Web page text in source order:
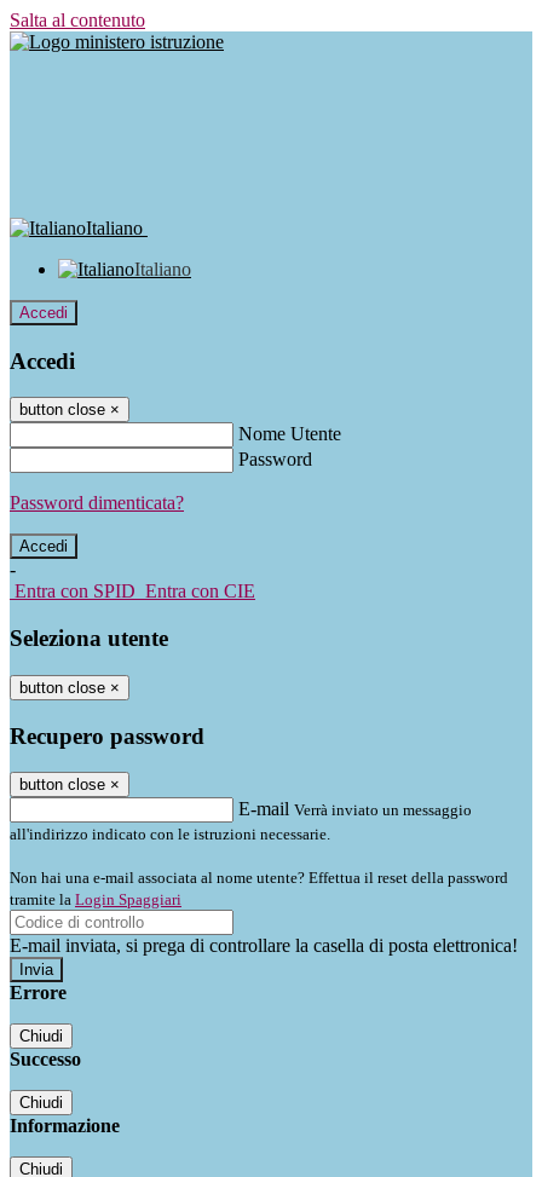
Salta al contenuto
Italiano
Italiano
Accedi
Accedi
button close ×
Nome Utente
Password
Password dimenticata?
-
Entra con SPID Entra con CIE
Seleziona utente
button close ×
Recupero password
button close ×
E-mail Verrà inviato un messaggio
all'indirizzo indicato con le istruzioni necessarie.
Non hai una e-mail associata al nome utente? Effettua il reset della password
tramite la Login Spaggiari
E-mail inviata, si prega di controllare la casella di posta elettronica!
Errore
Chiudi
Successo
Chiudi
Informazione
Chiudi